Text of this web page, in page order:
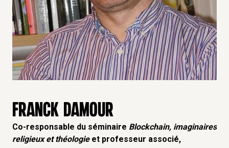
FRANCK DAMOUR
Co-responsable du séminaire Blockchain, imaginaires
religieux et théologieet professeur associé,